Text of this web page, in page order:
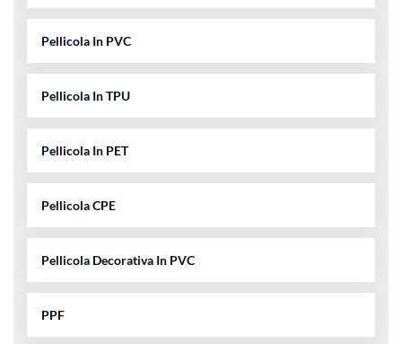
Pellicola In PVC
Pellicola In TPU
Pellicola In PET
Pellicola CPE
Pellicola Decorativa In PVC
PPF